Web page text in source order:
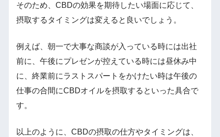
そのため、CBDの効果を期待したい場面に応じて、
摂取するタイミングは変えると良いでしょう。
例えば、朝一で大事な商談が入っている時には出社
前に、午後にプレゼンが控えている時には昼休み中
に、終業前にラストスパートをかけたい時は午後の
仕事の合間にCBDオイルを摂取するといった具合で
す。
以上のように、CBDの摂取の仕方やタイミングは、